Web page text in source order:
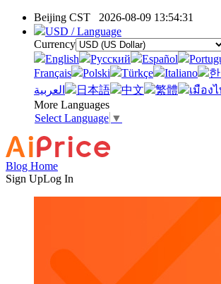
Beijing CST 2026-08-09 13:54:31
USD / Language
Currency
English
Pусский Español
Français
Polski Türkçe Italiano
العربية
日本語 中文 繁體 เมือง
More Languages
Select Language ▼
Blog Home
Sign UpLog In